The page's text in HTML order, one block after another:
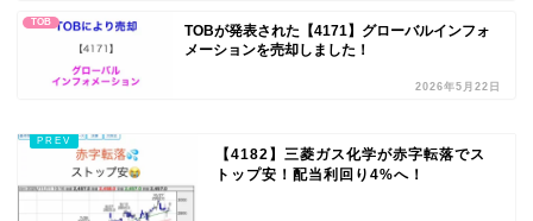
TOB
TOBが発表された【4171】グローバルインフォ
メーションを売却しました！
2026年5月22日
【4182】三菱ガス化学が赤字転落でス
トップ安！配当利回り4%へ！